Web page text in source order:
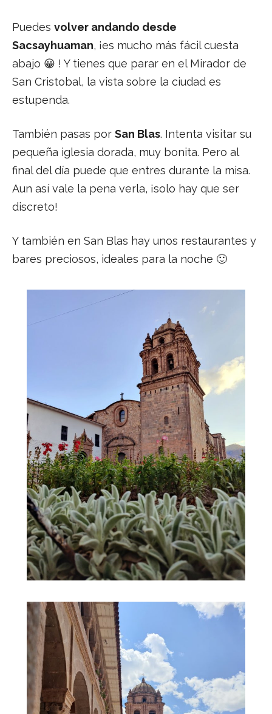
Puedes volver andando desde
Sacsayhuaman, ¡es mucho más fácil cuesta
abajo 😀 ! Y tienes que parar en el Mirador de
San Cristobal, la vista sobre la ciudad es
estupenda.
También pasas por San Blas. Intenta visitar su
pequeña iglesia dorada, muy bonita. Pero al
final del día puede que entres durante la misa.
Aun así vale la pena verla, ¡solo hay que ser
discreto!
Y también en San Blas hay unos restaurantes y
bares preciosos, ideales para la noche 🙂